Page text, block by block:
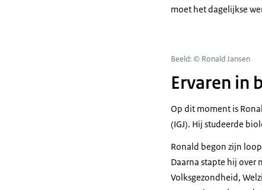
moet het dagelijkse
Beeld: © Ronald Jansen
Ervaren in
Op dit moment is
(IGJ). Hij studeerde
Ronald begon zijn
Daarna stapte hij over
Volksgezondheid,